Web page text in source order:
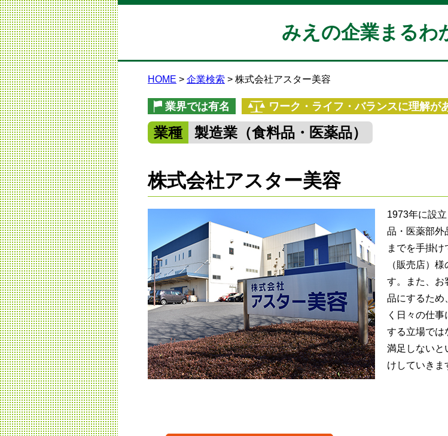
みえの企業まるわ
HOME 企業検索 株式会社アスター美容
業界では有名 ワーク・ライフ・バランスに理解が
業種 製造業（食料品・医薬品）
株式会社アスター美容
1973年に設
品・医薬部外
までを手掛
（販売店）
す。また、お
品にするため
く日々の仕
する立場では
満足しないと
けしていきま